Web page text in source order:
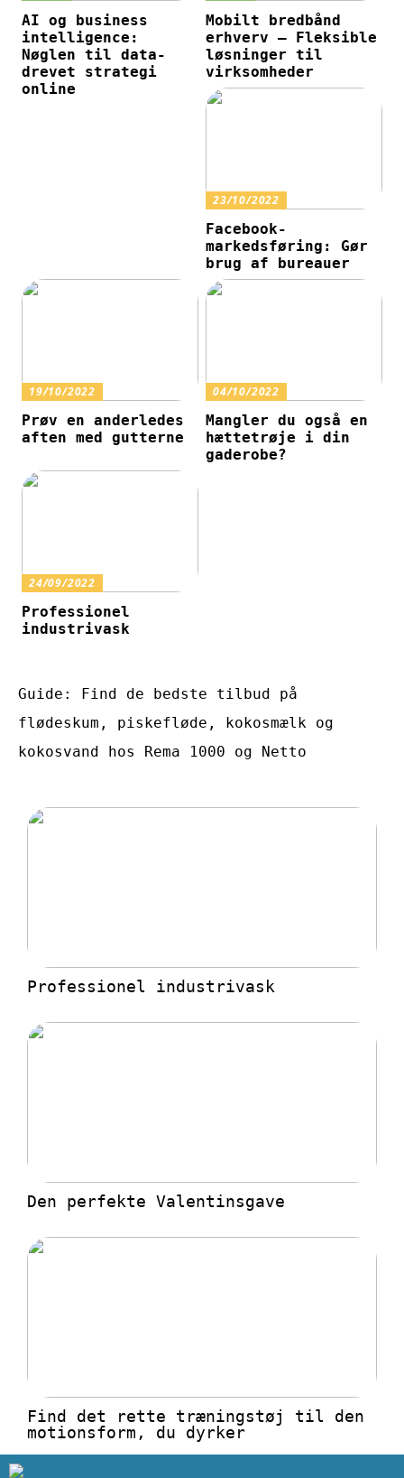
AI og business
intelligence:
Nøglen til data-
drevet strategi
online
Mobilt bredbånd
erhverv – Fleksible
løsninger til
virksomheder
23/10/2022
Facebook-
markedsføring: Gør
brug af bureauer
19/10/2022
Prøv en anderledes
aften med gutterne
04/10/2022
Mangler du også en
hættetrøje i din
gaderobe?
24/09/2022
Professionel
industrivask
Guide: Find de bedste tilbud på
flødeskum, piskefløde, kokosmælk og
kokosvand hos Rema 1000 og Netto
Professionel industrivask
Den perfekte Valentinsgave
Find det rette træningstøj til den
motionsform, du dyrker